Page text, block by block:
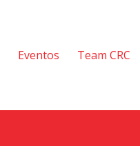
Eventos Team CRC